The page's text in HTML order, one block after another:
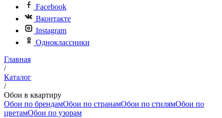
Facebook
Вконтакте
Instagram
Одноклассники
Главная
/
Каталог
/
Обои в квартиру
Обои по брендамОбои по странамОбои по стилямОбои по
цветамОбои по узорам